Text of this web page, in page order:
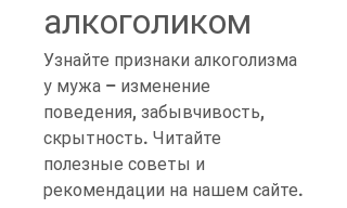
алкоголиком
Узнайте признаки алкоголизма
у мужа – изменение
поведения, забывчивость,
скрытность. Читайте
полезные советы и
рекомендации на нашем сайте.